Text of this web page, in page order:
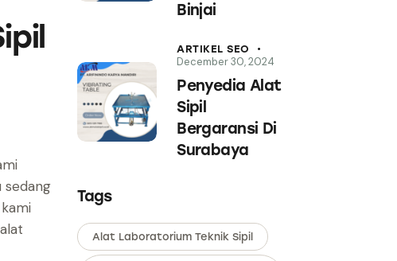
sedang
Binjai
ARTIKEL SEO
December 30, 2024
Penyedia Alat
Sipil
Bergaransi Di
Surabaya
Tags
Alat Laboratorium Teknik Sipil